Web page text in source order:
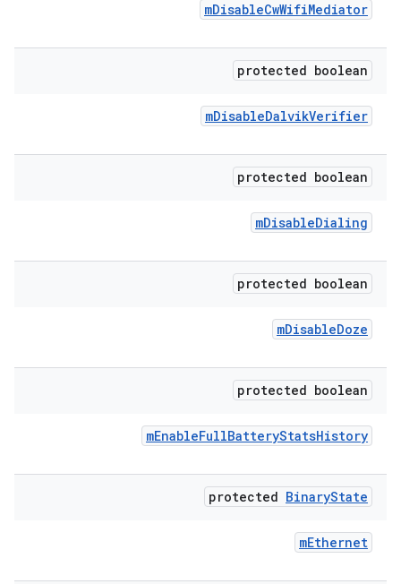
mDisableCwWifiMediator
protected boolean
mDisableDalvikVerifier
protected boolean
mDisableDialing
protected boolean
mDisableDoze
protected boolean
mEnableFullBatteryStatsHistory
protected BinaryState
mEthernet